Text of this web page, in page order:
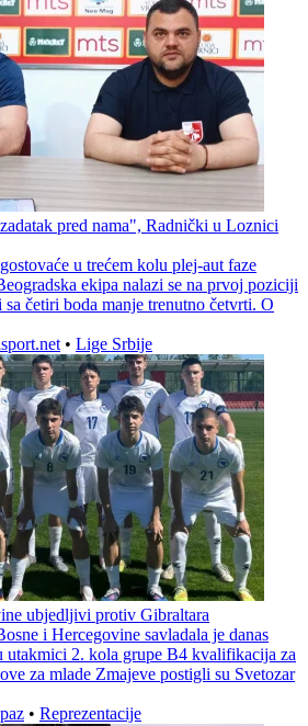
pred nama", Radnički u Loznici
u trećem kolu plej-aut faze
ekipa nalazi se na prvoj poziciji
četiri boda manje trenutno četvrti. O
• Lige Srbije
ubjedljivi protiv Gibraltara
i Hercegovine savladala je danas
utakmici 2. kola grupe B4 kvalifikacija za
za mlade Zmajeve postigli su Svetozar
• Reprezentacije